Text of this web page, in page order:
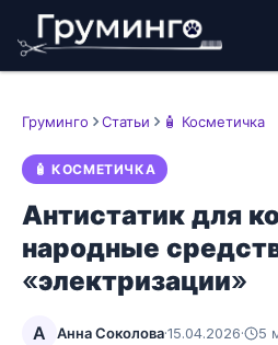
Груминго Статьи 🧴 Косметичка
🧴 КОСМЕТИЧКА
Антистатик для
народные
«электризации»
А Анна Соколова·15.04.2026· 5